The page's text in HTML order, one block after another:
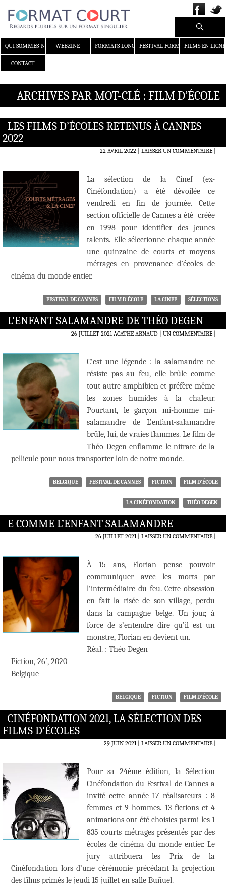
QUI SOMMES-NOUS ?WEBZINE FORMATS LONGS FESTIVAL FORMAT COURT
FILMS EN LIGNE
CONTACT
Recherche
ARCHIVES PAR MOT-CLÉ : FILM D’ÉCOLE
LES FILMS D’ÉCOLES RETENUS À CANNES
2022
22 AVRIL 2022 LAISSER UN COMMENTAIRE|
La sélection de la Cinef (ex-
Cinéfondation) a été dévoilée ce
vendredi en fin de journée. Cette
section officielle de Cannes a été créée
en 1998 pour identifier des jeunes
talents. Elle sélectionne chaque année
une quinzaine de courts et moyens
métrages en provenance d’écoles de
cinéma du monde entier.
FESTIVAL DE CANNES FILM D'ÉCOLE LA CINEF SÉLECTIONS
L’ENFANT SALAMANDRE DE THÉO DEGEN
26 JUILLET 2021 AGATHE ARNAUD UN COMMENTAIRE|
C’est une légende : la salamandre ne
résiste pas au feu, elle brûle comme
tout autre amphibien et préfère même
les zones humides à la chaleur.
Pourtant, le garçon mi-homme mi-
salamandre de L’enfant-salamandre
brûle, lui, de vraies flammes. Le film de
Théo Degen enflamme le nitrate de la
pellicule pour nous transporter loin de notre monde.
BELGIQUE FESTIVAL DE CANNES FICTION FILM D'ÉCOLE
LA CINÉFONDATION THÉO DEGEN
E COMME L’ENFANT SALAMANDRE
26 JUILLET 2021 LAISSER UN COMMENTAIRE|
À 15 ans, Florian pense pouvoir
communiquer avec les morts par
l’intermédiaire du feu. Cette obsession
en fait la risée de son village, perdu
dans la campagne belge. Un jour, à
force de s’entendre dire qu’il est un
monstre, Florian en devient un.
Réal. : Théo Degen
Fiction, 26′, 2020
Belgique
BELGIQUE FICTION FILM D'ÉCOLE
CINÉFONDATION 2021, LA SÉLECTION DES
FILMS D’ÉCOLES
29 JUIN 2021 LAISSER UN COMMENTAIRE|
Pour sa 24ème édition, la Sélection
Cinéfondation du Festival de Cannes a
invité cette année 17 réalisateurs : 8
femmes et 9 hommes. 13 fictions et 4
animations ont été choisies parmi les 1
835 courts métrages présentés par des
écoles de cinéma du monde entier. Le
jury attribuera les Prix de la
Cinéfondation lors d’une cérémonie précédant la projection
des films primés le jeudi 15 juillet en salle Buñuel.